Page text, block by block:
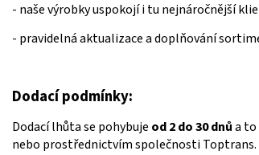
- naše výrobky uspokojí i tu nejnáročnější
- pravidelná aktualizace a doplňování
Dodací podmínky:
Dodací lhůta se pohybuje od 2 do 30 dnůa to
nebo prostřednictvím společnosti Toptrans.